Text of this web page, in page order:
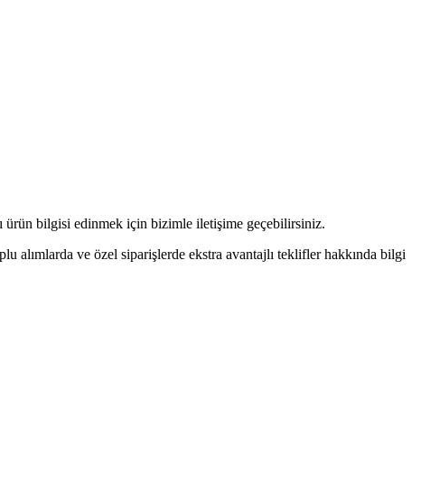
ürün bilgisi edinmek için bizimle iletişime geçebilirsiniz.
alımlarda ve özel siparişlerde ekstra avantajlı teklifler hakkında bilgi